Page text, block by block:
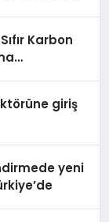
Karbon
giriş
yeni